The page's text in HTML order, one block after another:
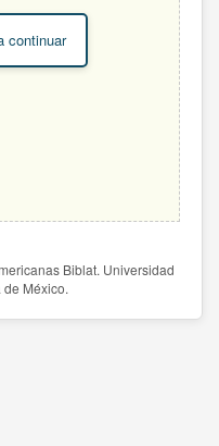
continuar
Biblat. Universidad
México.